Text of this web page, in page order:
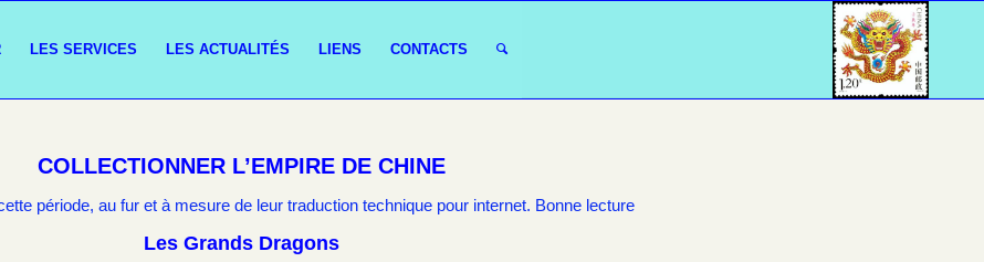
LES SERVICES LES ACTUALITÉS LIENS CONTACTS
COLLECTIONNER L’EMPIRE DE CHINE
période, au fur et à mesure de leur traduction technique pour internet. Bonne lecture
Les Grands Dragons